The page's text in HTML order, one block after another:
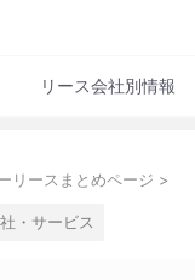
リース会社別情報
リースまとめページ >
・サービス